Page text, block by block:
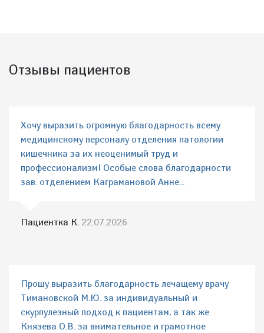
Отзывы пациентов
Хочу выразить огромную благодарность всему
медицинскому персоналу отделения патологии
кишечника за их неоценимый труд и
профессионализм! Особые слова благодарности
зав. отделением Каграмановой Анне...
Пациентка К. 22.07.2026
Прошу выразить благодарность лечащему врачу
Тимановской М.Ю. за индивидуальный и
скурпулезный подход к пациентам, а так же
Князева О.В. за внимательное и грамотное